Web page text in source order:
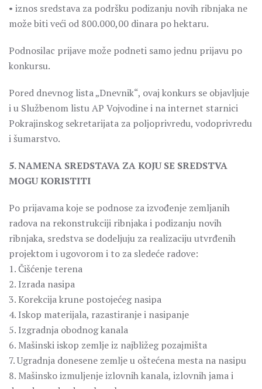
• iznos sredstava za podršku podizanju novih ribnjaka ne
može biti veći od 800.000,00 dinara po hektaru.
Podnosilac prijave može podneti samo jednu prijavu po
konkursu.
Pored dnevnog lista „Dnevnik“, ovaj konkurs se objavljuje
i u Službenom listu AP Vojvodine i na internet starnici
Pokrajinskog sekretarijata za poljoprivredu, vodoprivredu
i šumarstvo.
5. NAMENA SREDSTAVA ZA KOJU SE SREDSTVA
MOGU KORISTITI
Po prijavama koje se podnose za izvođenje zemljanih
radova na rekonstrukciji ribnjaka i podizanju novih
ribnjaka, sredstva se dodeljuju za realizaciju utvrđenih
projektom i ugovorom i to za sledeće radove:
1. Čišćenje terena
2. Izrada nasipa
3. Korekcija krune postojećeg nasipa
4. Iskop materijala, razastiranje i nasipanje
5. Izgradnja obodnog kanala
6. Mašinski iskop zemlje iz najbližeg pozajmišta
7. Ugradnja donesene zemlje u oštećena mesta na nasipu
8. Mašinsko izmuljenje izlovnih kanala, izlovnih jama i